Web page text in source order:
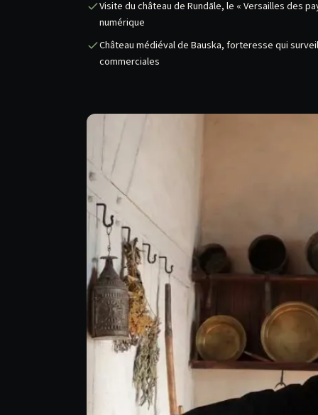
Visite du château de Rundāle, le « Versailles des
numérique
Château médiéval de Bauska, forteresse qui
commerciales